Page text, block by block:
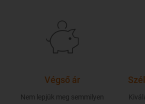
Végső ár
Nem lepjük meg semmilyen